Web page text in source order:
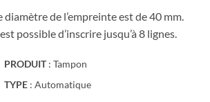
diamètre de l’empreinte est de 40 mm.
possible d’inscrire jusqu’à 8 lignes.
PRODUIT: Tampon
TYPE : Automatique